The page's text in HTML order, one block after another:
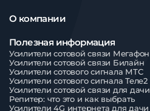
О компании
Полезная информация
Усилители сотовой связи Мегафон
Усилители сотовой связи Билайн
Усилители сотового сигнала МТС
Усилители сотового сигнала Теле2
Усилители сотовой связи для дачи
Репитер: что это и как выбрать
Усилители 4G интернета для дачи